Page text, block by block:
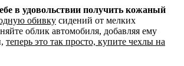
в удовольствии получить кожаный
обивку сидений от мелких
облик автомобиля, добавляя ему
теперь это так просто, купите чехлы на